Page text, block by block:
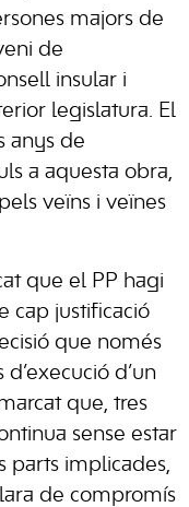
majors de
de
insular i
legislatura. El
anys de
a aquesta obra,
veïns i veïnes
que el PP hagi
cap justificació
que només
d’un
que, tres
sense estar
parts implicades,
de compromís